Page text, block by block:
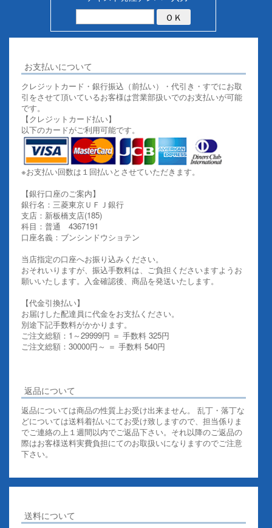
お支払いについて
クレジットカード・銀行振込（前払い）・代引き・すでにお取
引をさせて頂いているお客様は営業部扱いでのお支払いが可能
です。
【クレジットカード払い】
以下のカードがご利用可能です。
※お支払い回数は１回払いとさせていただきます。
【銀行口座のご案内】
銀行名：三菱東京ＵＦＪ銀行
支店：新板橋支店(185)
科目：普通 4367191
口座名義：ブンシンドウショテン
当店指定の口座へお振り込みください。
おそれいりますが、振込手数料は、ご負担くださいますようお
願いいたします。入金確認後、商品を発送いたします。
【代金引換払い】
お届けした配達員に代金をお支払ください。
別途下記手数料がかかります。
ご注文総額：1～29999円 ＝ 手数料 325円
ご注文総額：30000円～ ＝ 手数料 540円
返品について
返品については商品の性質上お受け出来ません。 乱丁・落丁な
どについては送料着払いにてお受け致しますので、担当係りま
でご連絡の上１週間以内でご返品下さい。それ以降のご返品の
際はお客様送料実費負担にてのお取扱いになりますのでご注意
下さい。
送料について